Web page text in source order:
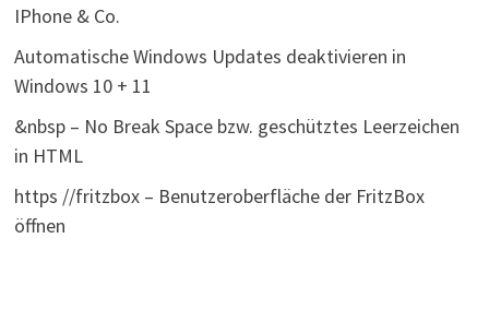
IPhone & Co.
Automatische Windows Updates deaktivieren in
Windows 10 + 11
&nbsp – No Break Space bzw. geschütztes Leerzeichen
in HTML
https //fritzbox – Benutzeroberfläche der FritzBox
öffnen